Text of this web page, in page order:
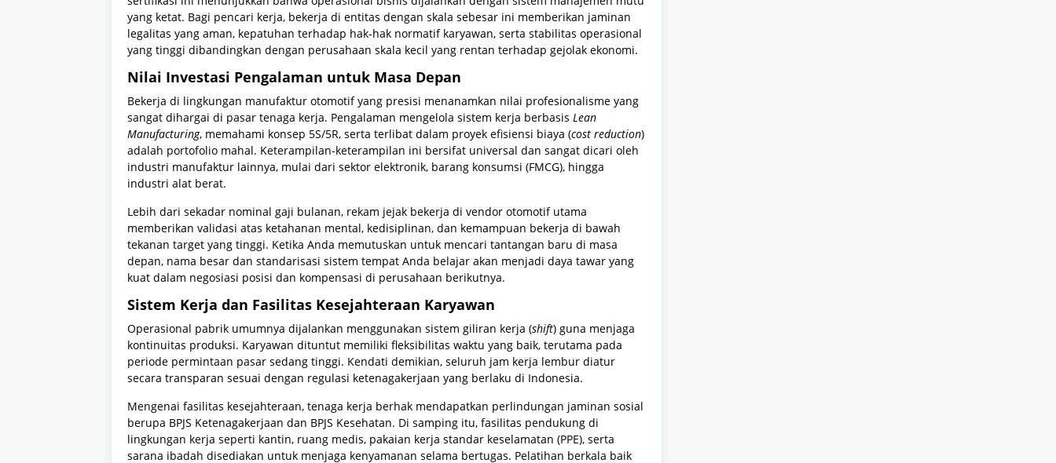
yang ketat. Bagi pencari kerja, bekerja di entitas dengan skala sebesar ini memberikan jaminan
legalitas yang aman, kepatuhan terhadap hak-hak normatif karyawan, serta stabilitas operasional
yang tinggi dibandingkan dengan perusahaan skala kecil yang rentan terhadap gejolak ekonomi.
Nilai Investasi Pengalaman untuk Masa Depan
Bekerja di lingkungan manufaktur otomotif yang presisi menanamkan nilai profesionalisme yang
sangat dihargai di pasar tenaga kerja. Pengalaman mengelola sistem kerja berbasis Lean
Manufacturing, memahami konsep 5S/5R, serta terlibat dalam proyek efisiensi biaya (cost reduction)
adalah portofolio mahal. Keterampilan-keterampilan ini bersifat universal dan sangat dicari oleh
industri manufaktur lainnya, mulai dari sektor elektronik, barang konsumsi (FMCG), hingga
industri alat berat.
Lebih dari sekadar nominal gaji bulanan, rekam jejak bekerja di vendor otomotif utama
memberikan validasi atas ketahanan mental, kedisiplinan, dan kemampuan bekerja di bawah
tekanan target yang tinggi. Ketika Anda memutuskan untuk mencari tantangan baru di masa
depan, nama besar dan standarisasi sistem tempat Anda belajar akan menjadi daya tawar yang
kuat dalam negosiasi posisi dan kompensasi di perusahaan berikutnya.
Sistem Kerja dan Fasilitas Kesejahteraan Karyawan
Operasional pabrik umumnya dijalankan menggunakan sistem giliran kerja (shift) guna menjaga
kontinuitas produksi. Karyawan dituntut memiliki fleksibilitas waktu yang baik, terutama pada
periode permintaan pasar sedang tinggi. Kendati demikian, seluruh jam kerja lembur diatur
secara transparan sesuai dengan regulasi ketenagakerjaan yang berlaku di Indonesia.
Mengenai fasilitas kesejahteraan, tenaga kerja berhak mendapatkan perlindungan jaminan sosial
berupa BPJS Ketenagakerjaan dan BPJS Kesehatan. Di samping itu, fasilitas pendukung di
lingkungan kerja seperti kantin, ruang medis, pakaian kerja standar keselamatan (PPE), serta
sarana ibadah disediakan untuk menjaga kenyamanan selama bertugas. Pelatihan berkala baik